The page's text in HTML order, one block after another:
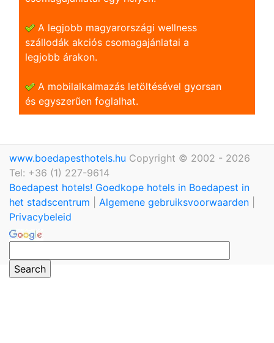
A legjobb magyarországi wellness
szállodák akciós csomagajánlatai a
legjobb árakon.
A mobilalkalmazás letöltésével gyorsan
és egyszerũen foglalhat.
www.boedapesthotels.hu Copyright © 2002 - 2026
Tel: +36 (1) 227-9614
Boedapest hotels! Goedkope hotels in Boedapest in
het stadscentrum
Algemene gebruiksvoorwaarden
Privacybeleid